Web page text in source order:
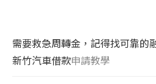
需要救急周轉金，記得找可靠的
新竹汽車借款申請教學